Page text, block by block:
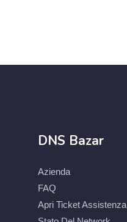
DNS Bazar
Azienda
FAQ
Apri Ticket Assistenza